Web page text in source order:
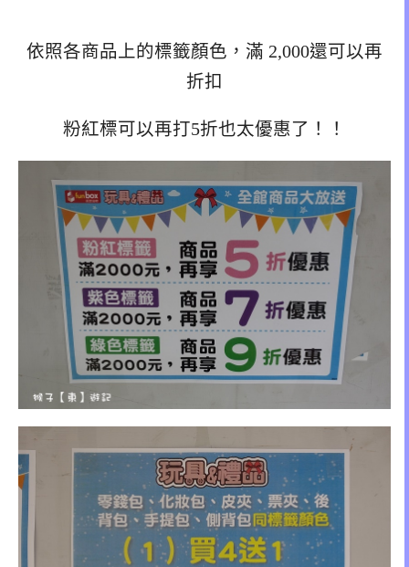
依照各商品上的標籤顏色，滿 2,000還可以再
折扣
粉紅標可以再打5折也太優惠了！！